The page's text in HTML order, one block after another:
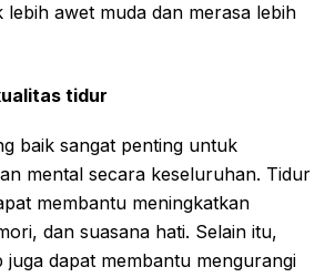
lebih awet muda dan merasa lebih
tidur
baik sangat penting untuk
mental secara keseluruhan. Tidur
membantu meningkatkan
dan suasana hati. Selain itu,
dapat membantu mengurangi